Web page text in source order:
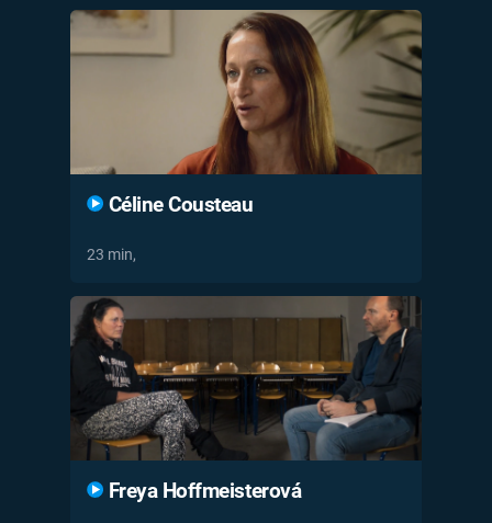
Céline Cousteau
23 min,
Freya Hoffmeisterová